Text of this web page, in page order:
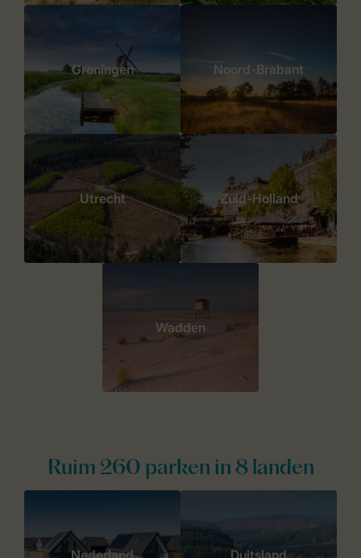
Groningen Noord-Brabant
Utrecht Zuid-Holland
Wadden
Ruim 260 parken in 8 landen
Nederland Duitsland